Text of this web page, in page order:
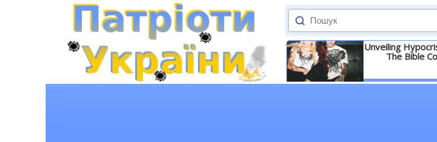
Unveiling
The Bible